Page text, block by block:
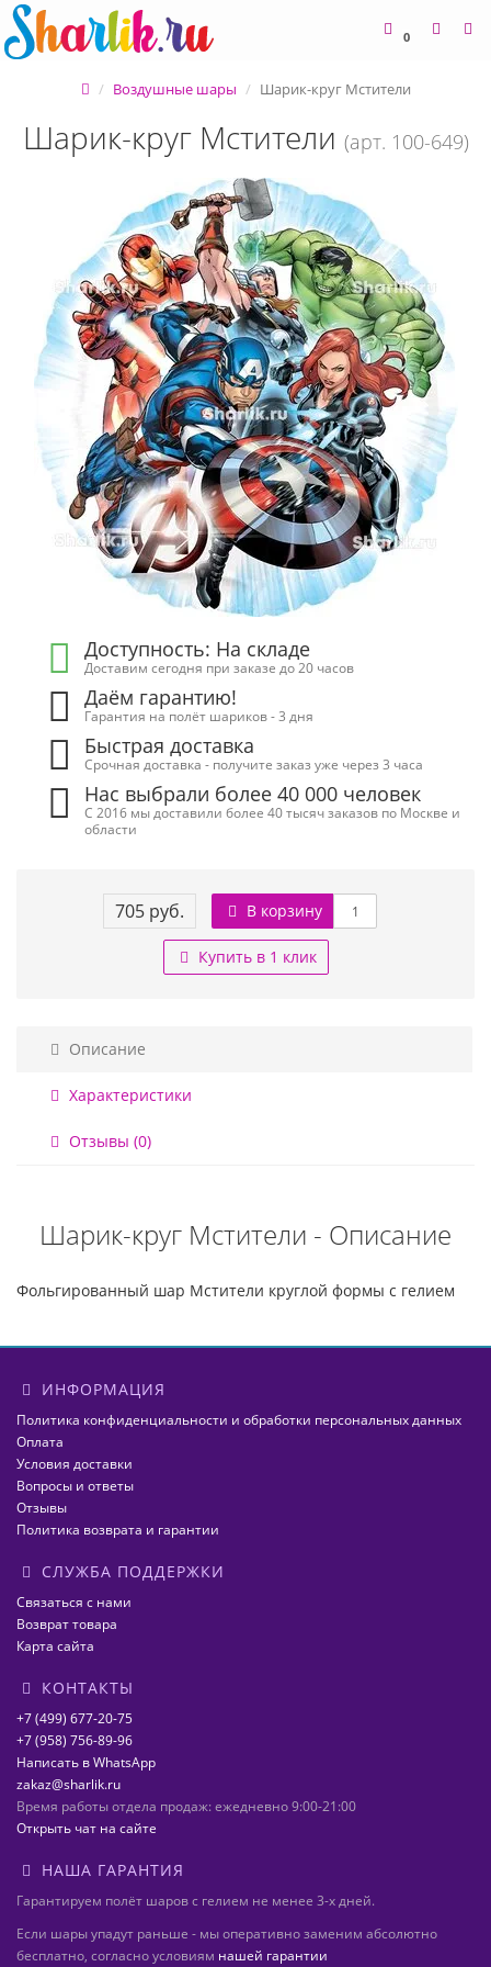
0
Воздушные шары Шарик-круг Мстители
Шарик-круг Мстители (арт. 100-649)
Доступность: На складе
Доставим сегодня при заказе до 20 часов
Даём гарантию!
Гарантия на полёт шариков - 3 дня
Быстрая доставка
Срочная доставка - получите заказ уже через 3 часа
Нас выбрали более 40 000 человек
С 2016 мы доставили более 40 тысяч заказов по Москве и
области
705 руб. В корзину
Купить в 1 клик
Описание
Характеристики
Отзывы (0)
Шарик-круг Мстители - Описание
Фольгированный шар Мстители круглой формы с гелием
ИНФОРМАЦИЯ
Политика конфиденциальности и обработки персональных данных
Оплата
Условия доставки
Вопросы и ответы
Отзывы
Политика возврата и гарантии
СЛУЖБА ПОДДЕРЖКИ
Связаться с нами
Возврат товара
Карта сайта
КОНТАКТЫ
+7 (499) 677-20-75
+7 (958) 756-89-96
Написать в WhatsApp
zakaz@sharlik.ru
Время работы отдела продаж: ежедневно 9:00-21:00
Открыть чат на сайте
НАША ГАРАНТИЯ
Гарантируем полёт шаров с гелием не менее 3-х дней.
Если шары упадут раньше - мы оперативно заменим абсолютно
бесплатно, согласно условиям нашей гарантии